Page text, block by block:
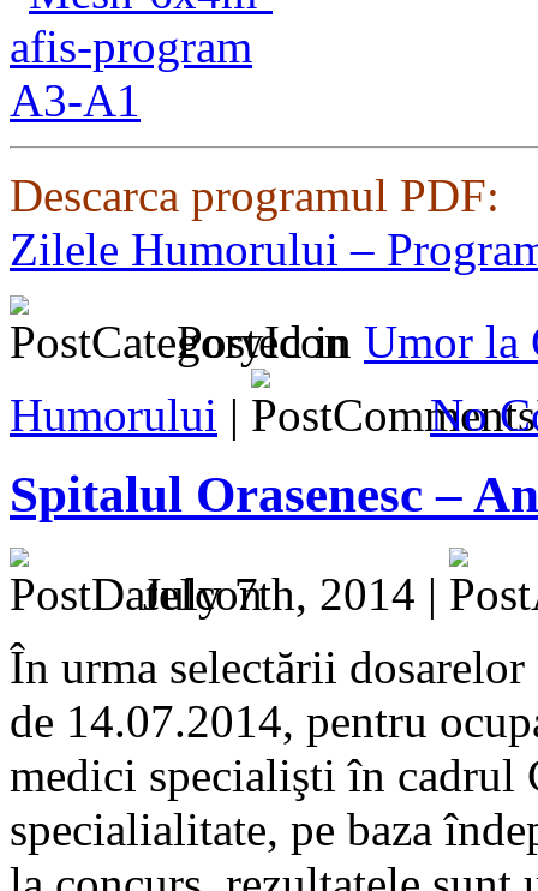
Descarca programul PDF:
Zilele Humorului –
Posted in Umor la
Humorului | No
Spitalul Orasenesc –
July 7th, 2014 |
În urma selectării
de 14.07.2014, pentru
medici specialişti în cadrul
specialialitate, pe baza